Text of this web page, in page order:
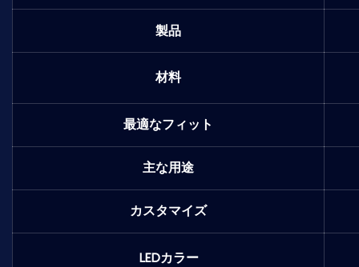
製品
材料
最適なフィット
主な用途
カスタマイズ
LEDカラー